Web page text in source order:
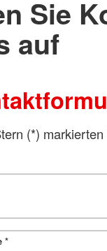
Sie
auf
(*)
*